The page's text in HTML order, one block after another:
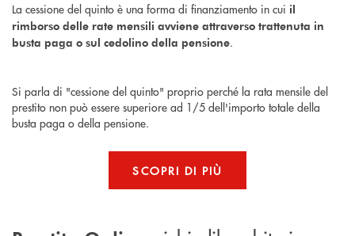
La cessione del quinto è una forma di finanziamento in cui il
rimborso delle rate mensili avviene attraverso trattenuta in
busta paga o sul cedolino della pensione.
Si parla di "cessione del quinto" proprio perché la rata mensile del
prestito non può essere superiore ad 1/5 dell'importo totale della
busta paga o della pensione.
SCOPRI DI PIÙ